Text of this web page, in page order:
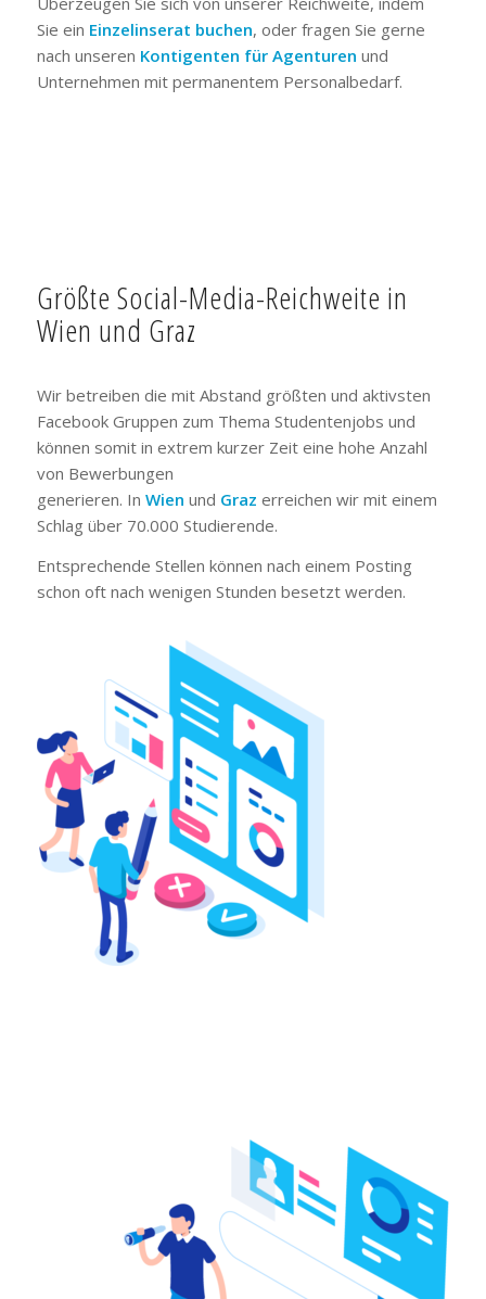
Sie ein Einzelinserat buchen, oder fragen Sie gerne
nach unseren Kontigenten für Agenturen und
Unternehmen mit permanentem Personalbedarf.
Größte Social-Media-Reichweite in
Wien und Graz
Wir betreiben die mit Abstand größten und aktivsten
Facebook Gruppen zum Thema Studentenjobs und
können somit in extrem kurzer Zeit eine hohe Anzahl
von Bewerbungen
generieren. In Wien und Graz erreichen wir mit einem
Schlag über 70.000 Studierende.
Entsprechende Stellen können nach einem Posting
schon oft nach wenigen Stunden besetzt werden.